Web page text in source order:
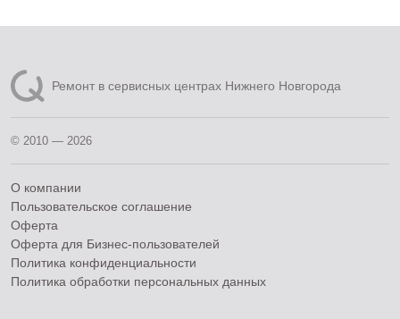
Ремонт в сервисных центрах Нижнего Новгорода
© 2010 — 2026
О компании
Пользовательское соглашение
Оферта
Оферта для Бизнес-пользователей
Политика конфиденциальности
Политика обработки персональных данных